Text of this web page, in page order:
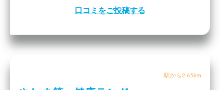
口コミをご投稿する
駅から2.65km